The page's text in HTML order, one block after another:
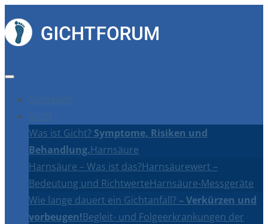
Was ist Gicht? Symptome, Risiken und
Behandlung.Harnsäure
Harnsäure – Was ist das?Harnsäurewert –
Bedeutung und RichtwerteHarnsäure-Messgeräte
Wie lange dauert ein Gichtanfall? – Verkürzen und
vorbeugen!Begleit- und Folgeerkrankungen der